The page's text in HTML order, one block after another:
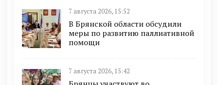
7 августа 2026, 15:52
В Брянской области обсудили
меры по развитию паллиативной
помощи
7 августа 2026, 15:42